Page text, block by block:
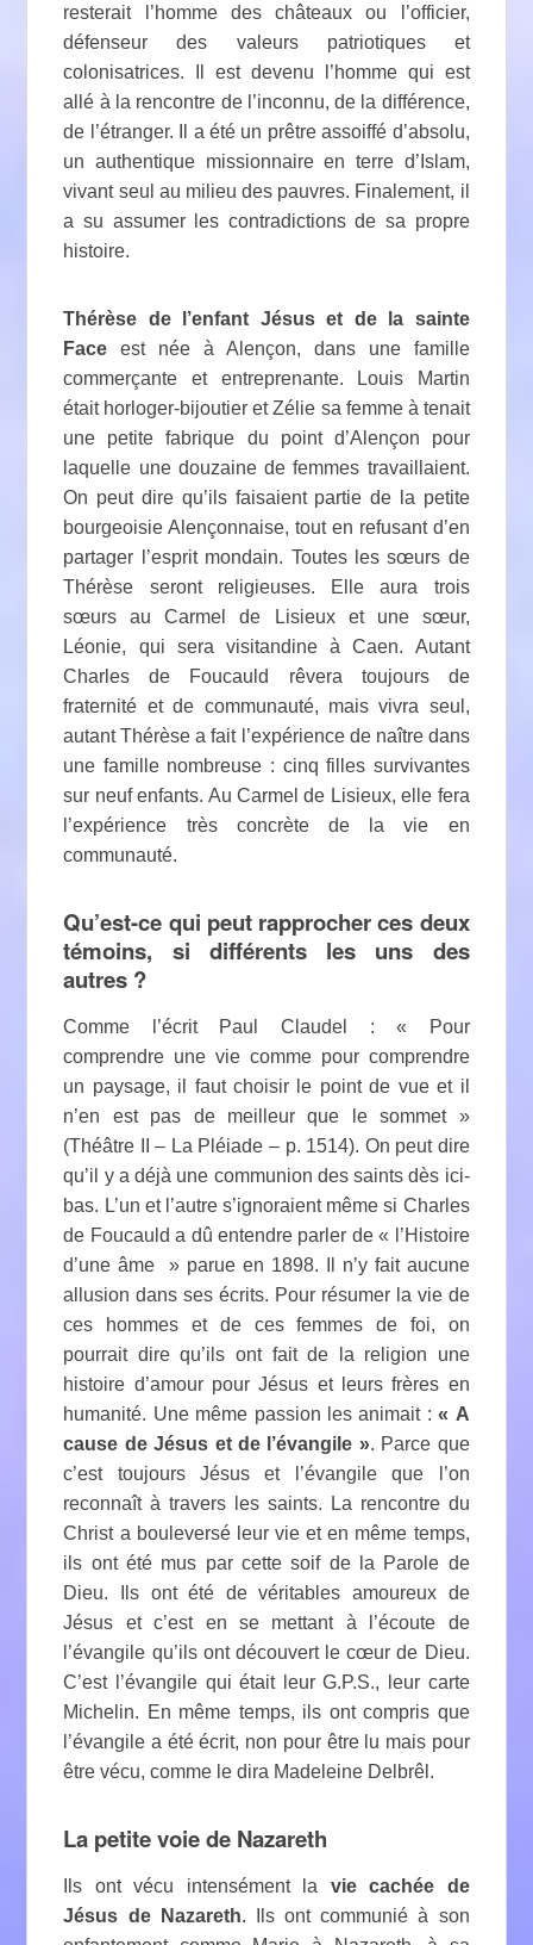
resterait l’homme des châteaux ou l’officier,
défenseur des valeurs patriotiques et
colonisatrices. Il est devenu l’homme qui est
allé à la rencontre de l’inconnu, de la différence,
de l’étranger. Il a été un prêtre assoiffé d’absolu,
un authentique missionnaire en terre d’Islam,
vivant seul au milieu des pauvres. Finalement, il
a su assumer les contradictions de sa propre
histoire.
Thérèse de l’enfant Jésus et de la sainte
Face est née à Alençon, dans une famille
commerçante et entreprenante. Louis Martin
était horloger-bijoutier et Zélie sa femme à tenait
une petite fabrique du point d’Alençon pour
laquelle une douzaine de femmes travaillaient.
On peut dire qu’ils faisaient partie de la petite
bourgeoisie Alençonnaise, tout en refusant d’en
partager l’esprit mondain. Toutes les sœurs de
Thérèse seront religieuses. Elle aura trois
sœurs au Carmel de Lisieux et une sœur,
Léonie, qui sera visitandine à Caen. Autant
Charles de Foucauld rêvera toujours de
fraternité et de communauté, mais vivra seul,
autant Thérèse a fait l’expérience de naître dans
une famille nombreuse : cinq filles survivantes
sur neuf enfants. Au Carmel de Lisieux, elle fera
l’expérience très concrète de la vie en
communauté.
Qu’est-ce qui peut rapprocher ces deux
témoins, si différents les uns des
autres ?
Comme l’écrit Paul Claudel : « Pour
comprendre une vie comme pour comprendre
un paysage, il faut choisir le point de vue et il
n’en est pas de meilleur que le sommet »
(Théâtre II – La Pléiade – p. 1514). On peut dire
qu’il y a déjà une communion des saints dès ici-
bas. L’un et l’autre s’ignoraient même si Charles
de Foucauld a dû entendre parler de « l’Histoire
d’une âme » parue en 1898. Il n’y fait aucune
allusion dans ses écrits. Pour résumer la vie de
ces hommes et de ces femmes de foi, on
pourrait dire qu’ils ont fait de la religion une
histoire d’amour pour Jésus et leurs frères en
humanité. Une même passion les animait :« A
cause de Jésus et de l’évangile ». Parce que
c’est toujours Jésus et l’évangile que l’on
reconnaît à travers les saints. La rencontre du
Christ a bouleversé leur vie et en même temps,
ils ont été mus par cette soif de la Parole de
Dieu. Ils ont été de véritables amoureux de
Jésus et c’est en se mettant à l’écoute de
l’évangile qu’ils ont découvert le cœur de Dieu.
C’est l’évangile qui était leur G.P.S., leur carte
Michelin. En même temps, ils ont compris que
l’évangile a été écrit, non pour être lu mais pour
être vécu, comme le dira Madeleine Delbrêl.
La petite voie de Nazareth
Ils ont vécu intensément la vie cachée de
Jésus de Nazareth. Ils ont communié à son